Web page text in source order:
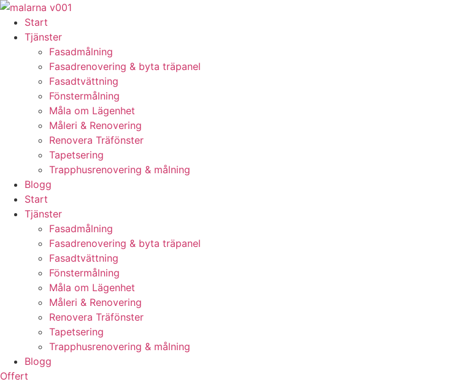
Skip
content
Start
Tjänster
Fasadmålning
Fasadrenovering & byta träpanel
Fasadtvättning
Fönstermålning
Måla om Lägenhet
Måleri & Renovering
Renovera Träfönster
Tapetsering
Trapphusrenovering & målning
Blogg
Start
Tjänster
Fasadmålning
Fasadrenovering & byta träpanel
Fasadtvättning
Fönstermålning
Måla om Lägenhet
Måleri & Renovering
Renovera Träfönster
Tapetsering
Trapphusrenovering & målning
Blogg
Offert